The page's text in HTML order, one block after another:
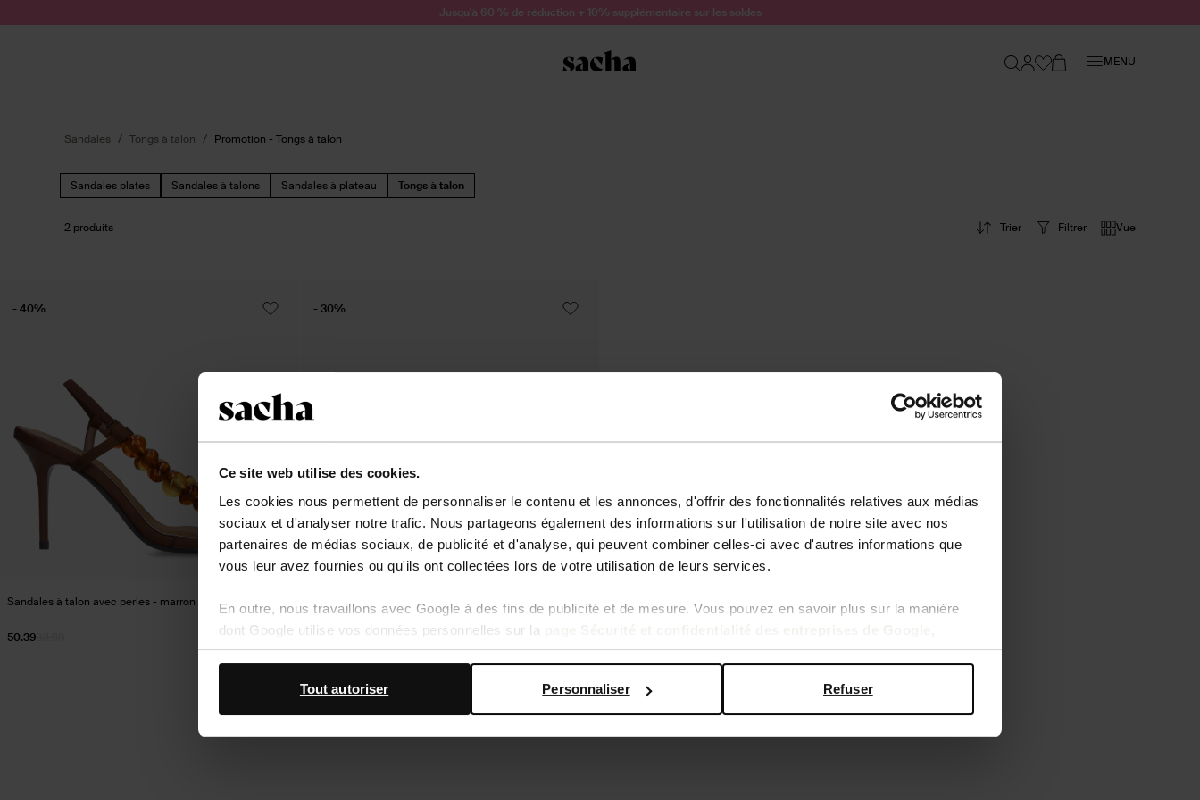
Ce site web utilise des cookies.
Les cookies nous permettent de personnaliser le contenu et les annonces, d'offrir des fonctionnalités relatives aux médias
sociaux et d'analyser notre trafic. Nous partageons également des informations sur l'utilisation de notre site avec nos
partenaires de médias sociaux, de publicité et d'analyse, qui peuvent combiner celles-ci avec d'autres informations que
vous leur avez fournies ou qu'ils ont collectées lors de votre utilisation de leurs services.
En outre, nous travaillons avec Google à des fins de publicité et de mesure. Vous pouvez en savoir plus sur la manière
dont Google utilise vos données personnelles sur la
Refuser
Personnaliser
Tout autoriser
Jusqu'à 60 % de réduction + 10% supplémentaire sur les soldes
MENU
Sandales Tongs à talon Promotion - Tongs à talon
Sandales plates Sandales à talons Sandales à plateau Tongs à talon
Filtrer Vue
2 produits Trier
Sandales à talon avec perles - marron
50.39
- 40%
Mules à talon en cuir - noir
78.99
55.29
- 30%